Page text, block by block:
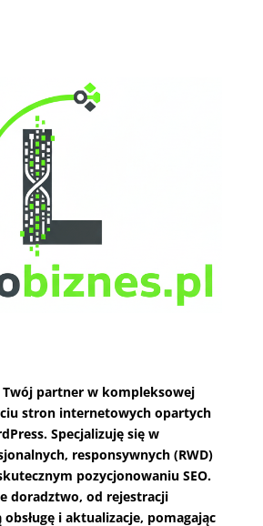
partner w kompleksowej
stron internetowych opartych
Specjalizuję się w
responsywnych (RWD)
pozycjonowaniu SEO.
doradztwo, od rejestracji
obsługę i aktualizacje, pomagając